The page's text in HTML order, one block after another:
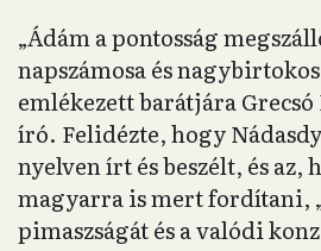
„Ádám a pontosság
napszámosa és
emlékezett barátjára
író. Felidézte, hogy
nyelven írt és beszélt, és
magyarra is mert fordítani,
pimaszságát és a valódi